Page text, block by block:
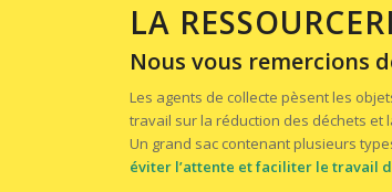
LA
Nous vous remercions
Les agents de collecte pèsent les
travail sur la réduction des déchets et
Un grand sac contenant plusieurs
éviter l’attente et faciliter le travail